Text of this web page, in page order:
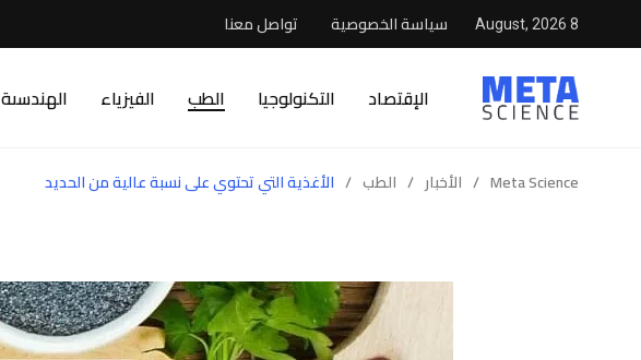
8 August, 2026 سياسة الخصوصية تواصل معنا
الإقتصاد التكنولوجيا الطب الفيزياء الهندسىة
Meta Science
/ الأخبار / الطب / الأغذية التي تحتوي على نسبة عالية من الحديد